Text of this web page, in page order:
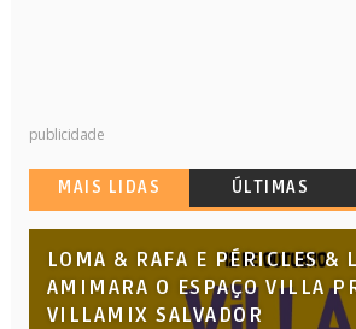
publicidade
MAIS LIDAS ÚLTIMAS
LOMA & RAFA E PÉRICLES &
AMIMARA O ESPAÇO VILLA
VILLAMIX SALVADOR